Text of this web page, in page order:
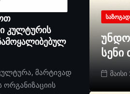
კულტურის
მარტივად